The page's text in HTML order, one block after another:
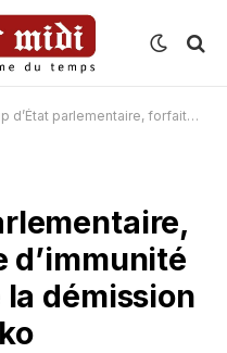
forfaiture, quête d’immunité » : Le FDR exige la démission d’Ousmane Sonko
la démission